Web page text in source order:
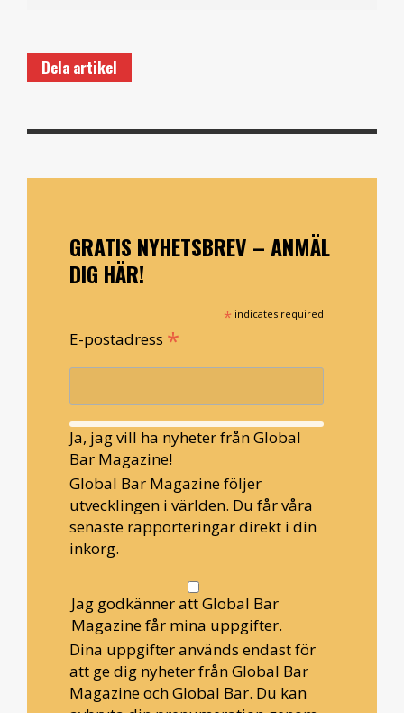
Dela artikel
GRATIS NYHETSBREV – ANMÄL
DIG HÄR!
* indicates required
E-postadress *
Ja, jag vill ha nyheter från Global
Bar Magazine!
Global Bar Magazine följer
utvecklingen i världen. Du får våra
senaste rapporteringar direkt i din
inkorg.
Jag godkänner att Global Bar
Magazine får mina uppgifter.
Dina uppgifter används endast för
att ge dig nyheter från Global Bar
Magazine och Global Bar. Du kan